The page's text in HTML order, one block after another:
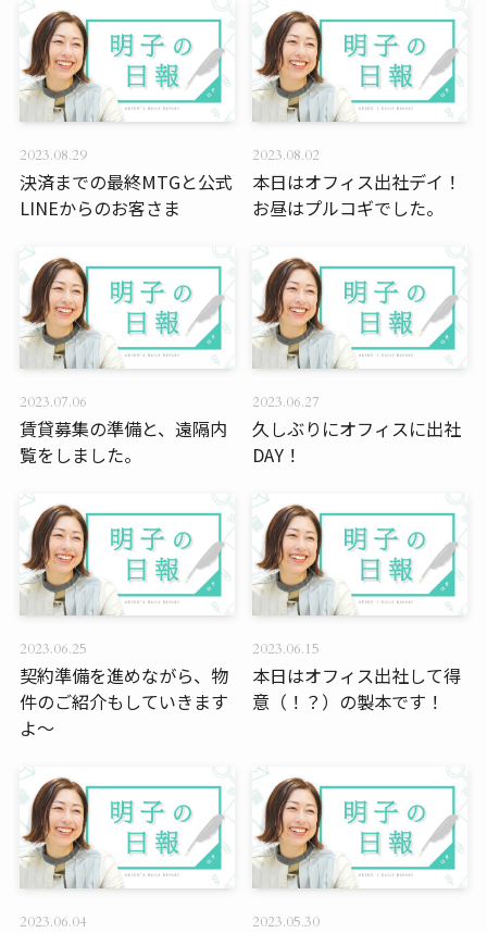
決済までの最終MTGと公式
LINEからのお客さま
2023.08.29
本日はオフィス出社デイ！
お昼はプルコギでした。
2023.08.02
賃貸募集の準備と、遠隔内
覧をしました。
2023.07.06
久しぶりにオフィスに出社
DAY！
2023.06.27
契約準備を進めながら、物
件のご紹介もしていきます
よ〜
2023.06.25
本日はオフィス出社して得
意（！？）の製本です！
2023.06.15
2023.06.04 2023.05.30